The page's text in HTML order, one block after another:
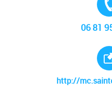
06 81
http://